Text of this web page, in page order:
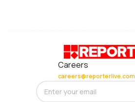
Careers
careers@reporterlive.com